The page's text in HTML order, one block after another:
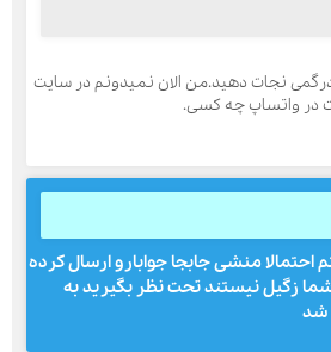
نجات دهید.من الان نمیدونم در سایت
چه کسی.
منشی جابجا جوابارو ارسال کرده
نیستند تحت نظر بگیرید به